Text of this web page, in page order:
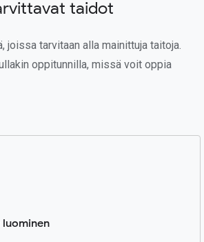
taidot
joissa tarvitaan alla mainittuja taitoja.
oppitunnilla, missä voit oppia
luominen